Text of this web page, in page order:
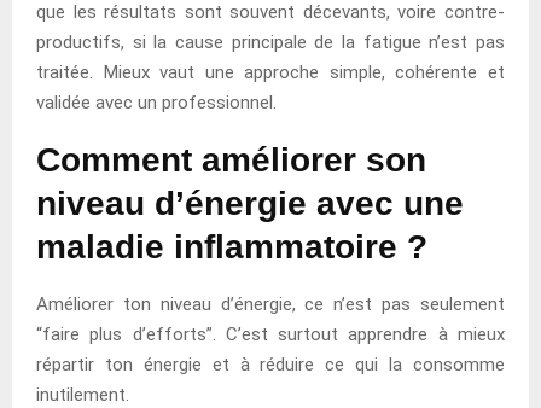
que les résultats sont souvent décevants, voire contre-
productifs, si la cause principale de la fatigue n’est pas
traitée. Mieux vaut une approche simple, cohérente et
validée avec un professionnel.
Comment améliorer son
niveau d’énergie avec une
maladie inflammatoire ?
Améliorer ton niveau d’énergie, ce n’est pas seulement
“faire plus d’efforts”. C’est surtout apprendre à mieux
répartir ton énergie et à réduire ce qui la consomme
inutilement.